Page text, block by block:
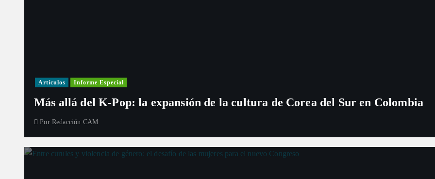
t
r
a
Artículos Informe Especial
Más allá del K-Pop: la expansión de la cultura de Corea del Sur en Colombia
Por Redacción CAM